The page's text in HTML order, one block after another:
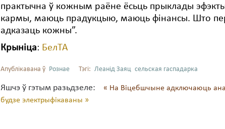
практычна ў кожным раёне ёсьць прыклады
кармы, маюць прадукцыю, маюць фінансы. Што
адказаць кожны”.
Крыніца: БелТА
Апублікавана ў Рознае Тэгі: Леанід Заяц сельская гаспадарка
Яшчэ ў гэтым разьдзеле: « На Віцебшчыне адключаюць
будзе электрыфікаваны »